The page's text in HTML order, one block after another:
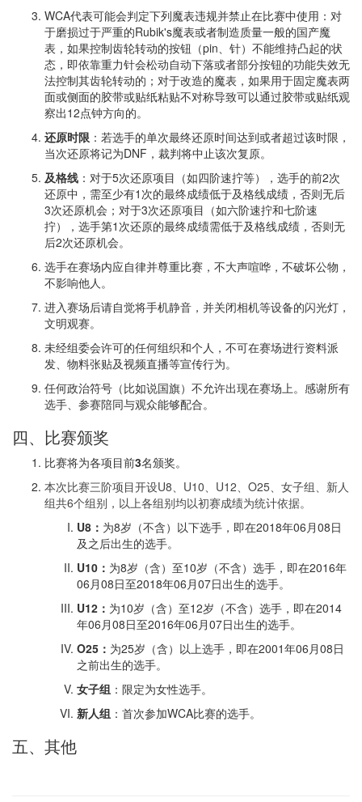
WCA代表可能会判定下列魔表违规并禁止在比赛中使用：对
于磨损过于严重的Rubik's魔表或者制造质量一般的国产魔
表，如果控制齿轮转动的按钮（pin、针）不能维持凸起的状
态，即依靠重力针会松动自动下落或者部分按钮的功能失效无
法控制其齿轮转动的；对于改造的魔表，如果用于固定魔表两
面或侧面的胶带或贴纸粘贴不对称导致可以通过胶带或贴纸观
察出12点钟方向的。
还原时限 ：若选手的单次最终还原时间达到或者超过该时限，
当次还原将记为DNF，裁判将中止该次复原。
及格线 ：对于5次还原项目（如四阶速拧等），选手的前2次
还原中，需至少有1次的最终成绩低于及格线成绩，否则无后
3次还原机会；对于3次还原项目（如六阶速拧和七阶速
拧），选手第1次还原的最终成绩需低于及格线成绩，否则无
后2次还原机会。
选手在赛场内应自律并尊重比赛，不大声喧哗，不破坏公物，
不影响他人。
进入赛场后请自觉将手机静音，并关闭相机等设备的闪光灯，
文明观赛。
未经组委会许可的任何组织和个人，不可在赛场进行资料派
发、物料张贴及视频直播等宣传行为。
任何政治符号（比如说国旗）不允许出现在赛场上。感谢所有
选手、参赛陪同与观众能够配合。
四、比赛颁奖
比赛将为各项目前3名颁奖。
本次比赛三阶项目开设U8、U10、U12、O25、女子组、新人
组共6个组别，以上各组别均以初赛成绩为统计依据。
U8： 为8岁（不含）以下选手，即在2018年06月08日
及之后出生的选手。
U10： 为8岁（含）至10岁（不含）选手，即在2016年
06月08日至2018年06月07日出生的选手。
U12： 为10岁（含）至12岁（不含）选手，即在2014
年06月08日至2016年06月07日出生的选手。
O25： 为25岁（含）以上选手，即在2001年06月08日
之前出生的选手。
女子组 ：限定为女性选手。
新人组 ：首次参加WCA比赛的选手。
五、其他